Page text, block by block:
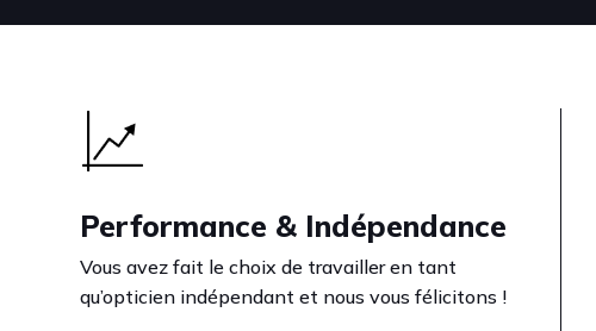
Performance & Indépendance
Vous avez fait le choix de travailler en tant
qu’opticien indépendant et nous vous félicitons !